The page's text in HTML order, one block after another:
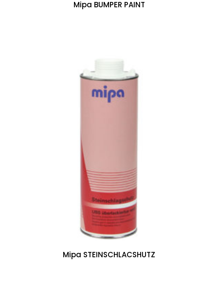
Mipa BUMPER PAINT
Mipa STEINSCHLACSHUTZ